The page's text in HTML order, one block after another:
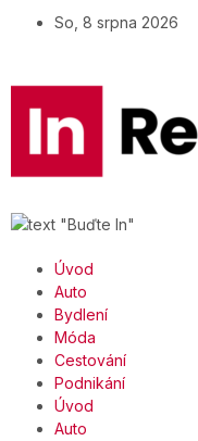
So, 8 srpna 2026
Úvod
Auto
Bydlení
Móda
Cestování
Podnikání
Úvod
Auto